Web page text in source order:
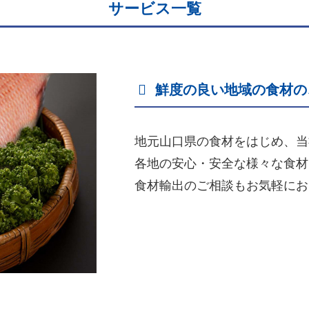
サービス一覧
鮮度の良い地域の食材
地元山口県の食材をはじめ、
各地の安心・安全な様々な食
食材輸出のご相談もお気軽に